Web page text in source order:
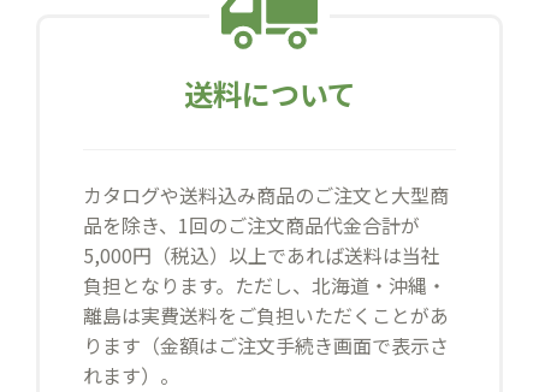
送料について
カタログや送料込み商品のご注文と大型商
品を除き、1回のご注文商品代金合計が
5,000円（税込）以上であれば送料は当社
負担となります。ただし、北海道・沖縄・
離島は実費送料をご負担いただくことがあ
ります（金額はご注文手続き画面で表示さ
れます）。